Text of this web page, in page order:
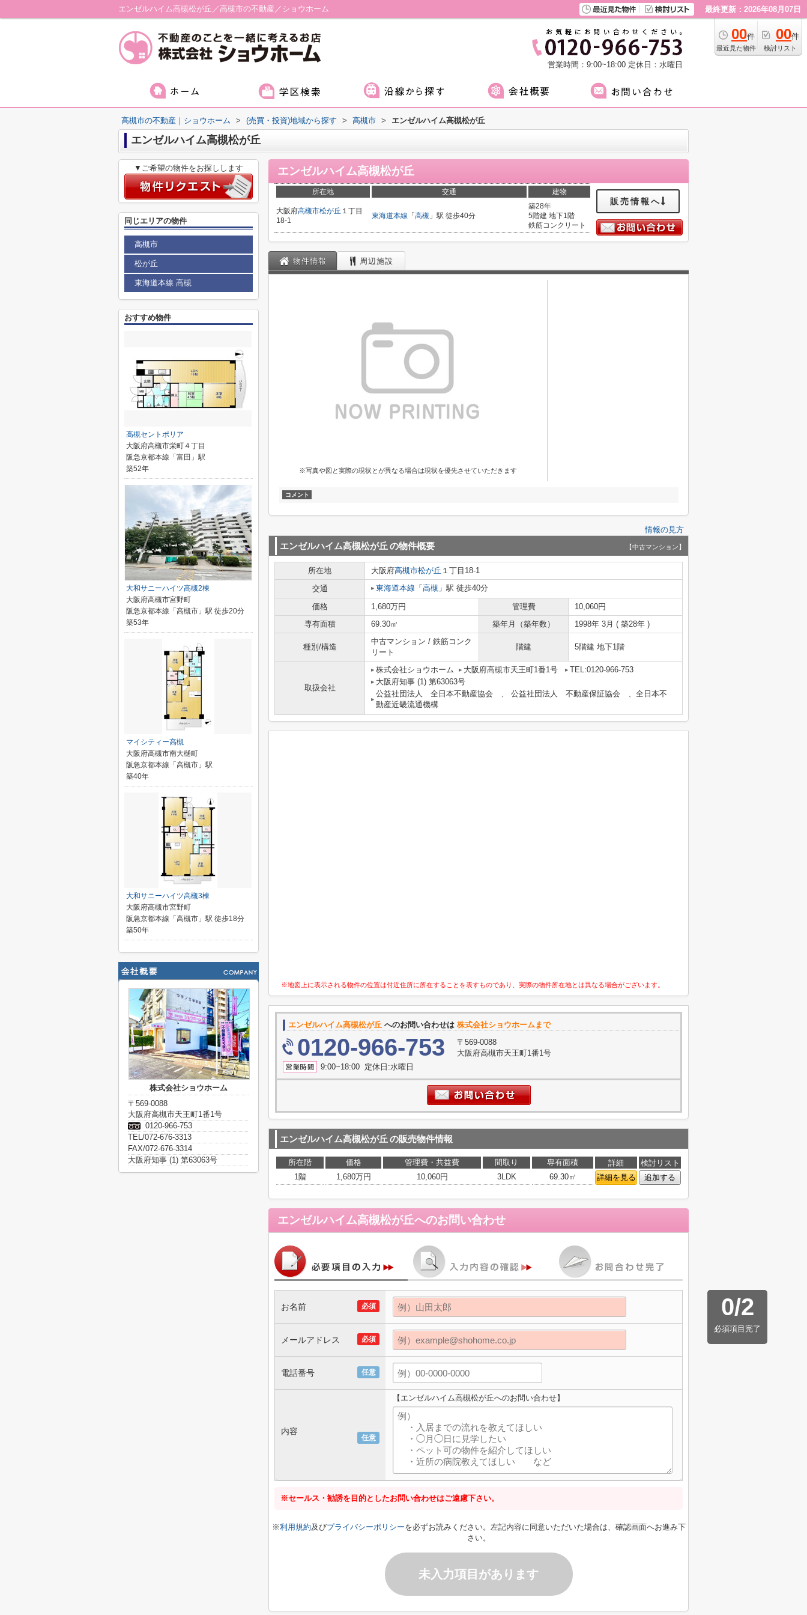
エンゼルハイム高槻松が丘／高槻市の不動産／ショウホーム 最終更新：2026年08月07日
00件
最近見た物件
00件
検討リスト
営業時間：9:00~18:00 定休日：水曜日
高槻市の不動産｜ショウホーム > (売買・投資)地域から探す > 高槻市 > エンゼルハイム高槻松が丘
エンゼルハイム高槻松が丘
エンゼルハイム高槻松が丘
所在地 交通 建物
大阪府高槻市松が丘 １丁目
18-1
東海道本線 「 高槻 」駅 徒歩40分
築28年
5階建 地下1階
鉄筋コンクリート
販売情報へ
物件情報 周辺施設
※写真や図と実際の現状とが異なる場合は現状を優先させていただきます
コメント
情報の見方
エンゼルハイム高槻松が丘 の物件概要 【中古マンション】
所在地 大阪府高槻市松が丘 １丁目18-1
交通
東海道本線 「 高槻 」駅 徒歩40分
価格 1,680万円 管理費
10,060円
専有面積
69.30㎡ 築年月（築年数） 1998年 3月 ( 築28年 )
種別/構造
中古マンション / 鉄筋コンク
リート
階建 5階建 地下1階
取扱会社
株式会社ショウホーム 大阪府高槻市天王町1番1号
TEL:0120-966-753
大阪府知事 (1) 第63063号
公益社団法人 全日本不動産協会 、 公益社団法人 不動産保証協会 、全日本不
動産近畿流通機構
※地図上に表示される物件の位置は付近住所に所在することを表すものであり、実際の物件所在地とは異なる場合がございます。
エンゼルハイム高槻松が丘 へのお問い合わせは 株式会社ショウホームまで
0120-966-753
〒569-0088
大阪府高槻市天王町1番1号
9:00~18:00 定休日:水曜日
エンゼルハイム高槻松が丘 の販売物件情報
所在階 価格 管理費・共益費 間取り 専有面積 詳細
検討リスト
1階
1,680万円 10,060円 3LDK 69.30㎡ 詳細を見る 追加する
エンゼルハイム高槻松が丘へのお問い合わせ
0/2
必須項目完了
必須
お名前
必須
メールアドレス
任意
電話番号
任意
内容
【エンゼルハイム高槻松が丘へのお問い合わせ】
※セールス・勧誘を目的としたお問い合わせはご遠慮下さい。
※利用規約及びプライバシーポリシーを必ずお読みください。左記内容に同意いただいた場合は、確認画面へお進み下
さい。
未入力項目があります
▼ご希望の物件をお探しします
同じエリアの物件
高槻市
松が丘
東海道本線 高槻
おすすめ物件
高槻セントポリア
大阪府高槻市栄町４丁目
阪急京都本線「富田」駅
築52年
大和サニーハイツ高槻2棟
大阪府高槻市宮野町
阪急京都本線「高槻市」駅 徒歩20分
築53年
マイシティー高槻
大阪府高槻市南大樋町
阪急京都本線「高槻市」駅
築40年
大和サニーハイツ高槻3棟
大阪府高槻市宮野町
阪急京都本線「高槻市」駅 徒歩18分
築50年
株式会社ショウホーム
〒569-0088
大阪府高槻市天王町1番1号
0120-966-753
TEL/072-676-3313
FAX/072-676-3314
大阪府知事 (1) 第63063号